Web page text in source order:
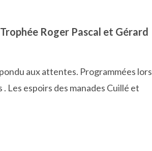
Roger Pascal et Gérard
aux attentes. Programmées lors
espoirs des manades Cuillé et